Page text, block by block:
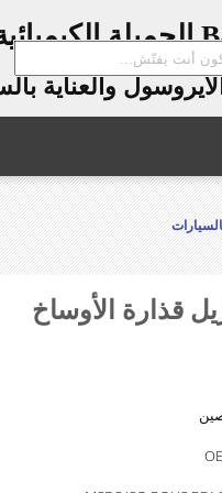
والعناية
قذارة الأوساخ